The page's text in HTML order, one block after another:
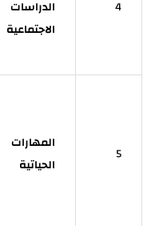
4
الدراسات
الاجتماعية
5
المهارات
الحياتية